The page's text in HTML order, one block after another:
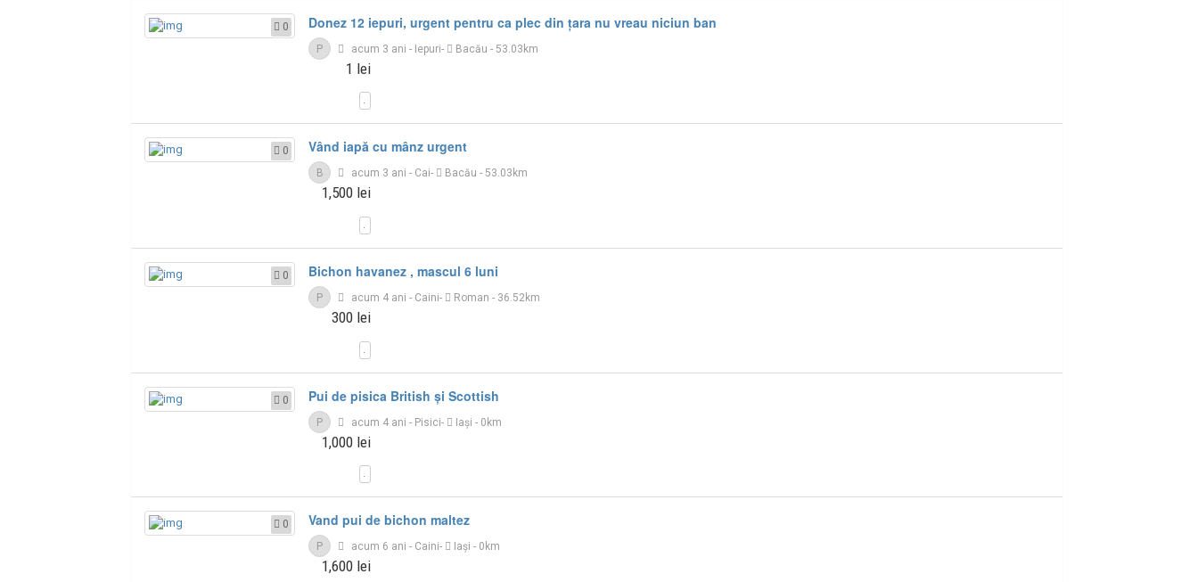
0 Donez 12 iepuri, urgent pentru ca plec din țara nu vreau niciun ban
P acum 3 ani - Iepuri- Bacău - 53.03km
1 lei
0 Vând iapă cu mânz urgent
B acum 3 ani - Cai- Bacău - 53.03km
1,500 lei
0 Bichon havanez , mascul 6 luni
P acum 4 ani - Caini- Roman - 36.52km
300 lei
0 Pui de pisica British și Scottish
P acum 4 ani - Pisici- Iaşi - 0km
1,000 lei
0 Vand pui de bichon maltez
P acum 6 ani - Caini- Iaşi - 0km
1,600 lei